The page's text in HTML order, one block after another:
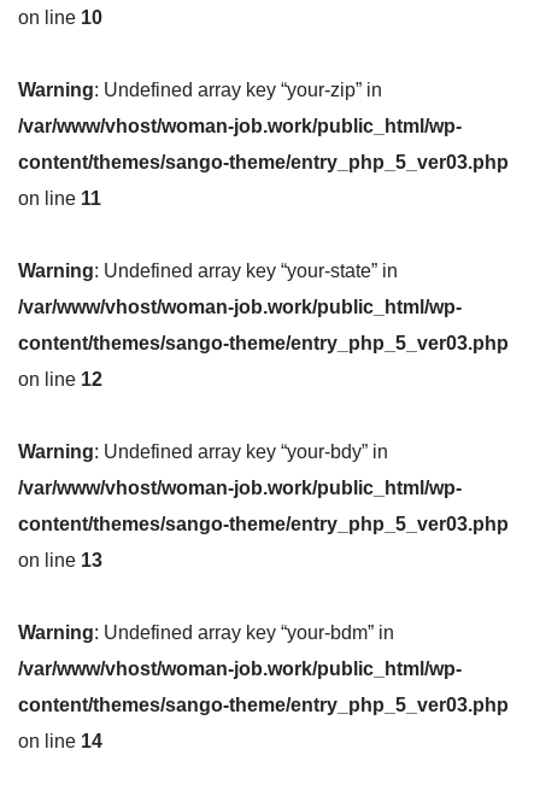
on line 10
Warning: Undefined array key “your-zip” in
/var/www/vhost/woman-job.work/public_html/wp-
content/themes/sango-theme/entry_php_5_ver03.php
on line 11
Warning: Undefined array key “your-state” in
/var/www/vhost/woman-job.work/public_html/wp-
content/themes/sango-theme/entry_php_5_ver03.php
on line 12
Warning: Undefined array key “your-bdy” in
/var/www/vhost/woman-job.work/public_html/wp-
content/themes/sango-theme/entry_php_5_ver03.php
on line 13
Warning: Undefined array key “your-bdm” in
/var/www/vhost/woman-job.work/public_html/wp-
content/themes/sango-theme/entry_php_5_ver03.php
on line 14